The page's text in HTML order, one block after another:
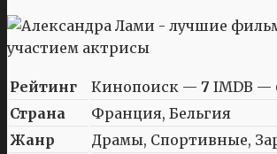
Рейтинг Кинопоиск — 7 IMDB —
Страна
Франция, Бельгия
Жанр
Драмы, Спортивные,